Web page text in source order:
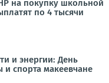
на покупку школьной
по 4 тысячи
и энергии: День
и спорта макеевчане